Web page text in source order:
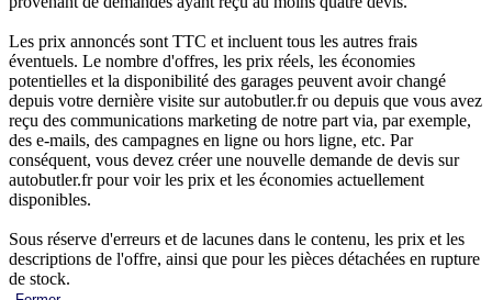
Les prix annoncés sont TTC et incluent tous les autres frais
éventuels. Le nombre d'offres, les prix réels, les économies
potentielles et la disponibilité des garages peuvent avoir changé
depuis votre dernière visite sur autobutler.fr ou depuis que vous avez
reçu des communications marketing de notre part via, par exemple,
des e-mails, des campagnes en ligne ou hors ligne, etc. Par
conséquent, vous devez créer une nouvelle demande de devis sur
autobutler.fr pour voir les prix et les économies actuellement
disponibles.
Sous réserve d'erreurs et de lacunes dans le contenu, les prix et les
descriptions de l'offre, ainsi que pour les pièces détachées en rupture
de stock.